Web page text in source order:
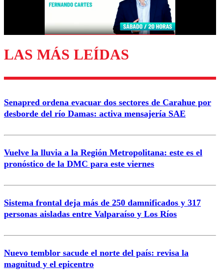
Enviar comentario
LAS MÁS LEÍDAS
Senapred ordena evacuar dos sectores de Carahue por
desborde del río Damas: activa mensajería SAE
Vuelve la lluvia a la Región Metropolitana: este es el
pronóstico de la DMC para este viernes
Sistema frontal deja más de 250 damnificados y 317
personas aisladas entre Valparaíso y Los Ríos
Nuevo temblor sacude el norte del país: revisa la
magnitud y el epicentro